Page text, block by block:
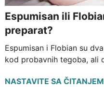
Espumisan ili
preparat?
Espumisan i Flobian su
kod probavnih tegoba, ali
NASTAVITE SA